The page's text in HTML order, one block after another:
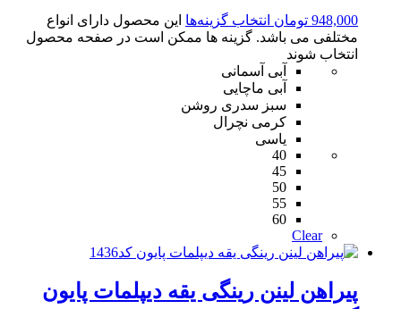
948,000 تومان انتخاب گزینه‌ها این محصول دارای انواع
مختلفی می باشد. گزینه ها ممکن است در صفحه محصول
انتخاب شوند
آبی آسمانی
آبی ماچایی
سبز سدری روشن
کرمی نچرال
یاسی
40
45
50
55
60
Clear
پیراهن لینن رینگی یقه دیپلمات پایون